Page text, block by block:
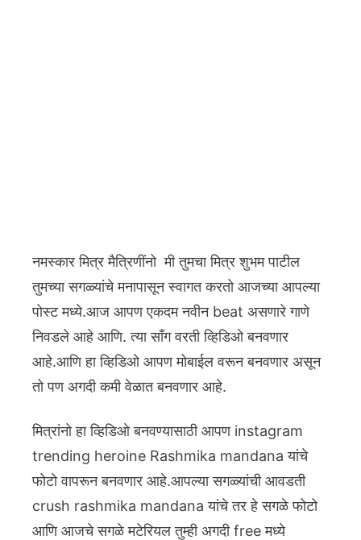
नमस्कार मित्र मैत्रिणींनो मी तुमचा मित्र शुभम पाटील
तुमच्या सगळ्यांचे मनापासून स्वागत करतो आजच्या आपल्या
पोस्ट मध्ये.आज आपण एकदम नवीन beat असणारे गाणे
निवडले आहे आणि. त्या साँग वरती व्हिडिओ बनवणार
आहे.आणि हा व्हिडिओ आपण मोबाईल वरून बनवणार असून
तो पण अगदी कमी वेळात बनवणार आहे.
मित्रांनो हा व्हिडिओ बनवण्यासाठी आपण instagram
trending heroine Rashmika mandana यांचे
फोटो वापरून बनवणार आहे.आपल्या सगळ्यांची आवडती
crush rashmika mandana यांचे तर हे सगळे फोटो
आणि आजचे सगळे मटेरियल तुम्ही अगदी free मध्ये